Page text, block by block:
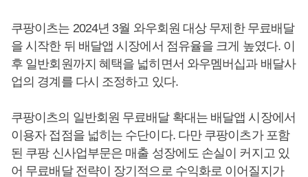
쿠팡이츠는 2024년 3월 와우회원 대상 무제한 무료배달
을 시작한 뒤 배달앱 시장에서 점유율을 크게 높였다. 이
후 일반회원까지 혜택을 넓히면서 와우멤버십과 배달사
업의 경계를 다시 조정하고 있다.
쿠팡이츠의 일반회원 무료배달 확대는 배달앱 시장에서
이용자 접점을 넓히는 수단이다. 다만 쿠팡이츠가 포함
된 쿠팡 신사업부문은 매출 성장에도 손실이 커지고 있
어 무료배달 전략이 장기적으로 수익화로 이어질지가